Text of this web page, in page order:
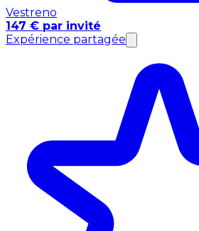
Vestreno
147 € par invité
Expérience partagée